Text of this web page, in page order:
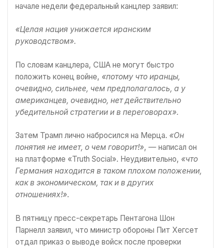
начале недели федеральный канцлер заявил:
«Целая нация унижается иранским
руководством».
По словам канцлера, США не могут быстро
положить конец войне, «потому что иранцы,
очевидно, сильнее, чем предполагалось, а у
американцев, очевидно, нет действительно
убедительной стратегии и в переговорах».
Затем Трамп лично набросился на Мерца. «Он
понятия не имеет, о чем говорит!», — написал он
на платформе «Truth Social». Неудивительно, «что
Германия находится в таком плохом положении,
как в экономическом, так и в других
отношениях!».
В пятницу пресс-секретарь Пентагона Шон
Парнелл заявил, что министр обороны Пит Хегсет
отдал приказ о выводе войск после проверки